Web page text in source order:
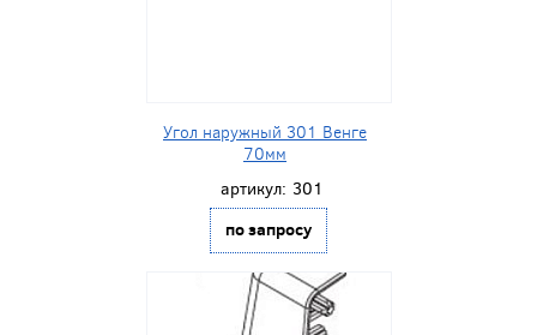
Угол наружный 301 Венге
70мм
артикул: 301
по запросу